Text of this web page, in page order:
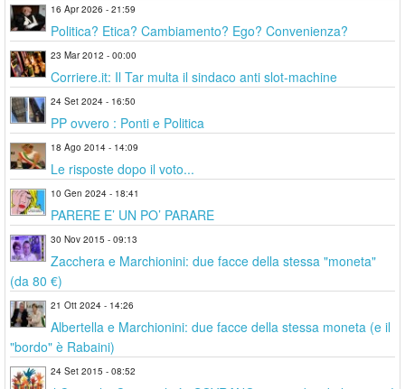
16 Apr 2026 - 21:59
Politica? Etica? Cambiamento? Ego? Convenienza?
23 Mar 2012 - 00:00
Corriere.it: Il Tar multa il sindaco anti slot-machine
24 Set 2024 - 16:50
PP ovvero : Ponti e Politica
18 Ago 2014 - 14:09
Le risposte dopo il voto...
10 Gen 2024 - 18:41
PARERE E’ UN PO’ PARARE
30 Nov 2015 - 09:13
Zacchera e Marchionini: due facce della stessa "moneta"
(da 80 €)
21 Ott 2024 - 14:26
Albertella e Marchionini: due facce della stessa moneta (e il
"bordo" è Rabaini)
24 Set 2015 - 08:52